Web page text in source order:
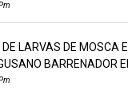
DE LARVAS DE MOSCA
BARRENADOR